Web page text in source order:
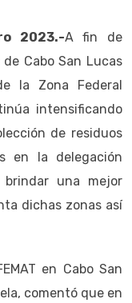
2023.-A fin de
Cabo San Lucas
la Zona Federal
intensificando
de residuos
en la delegación
una mejor
dichas zonas así
en Cabo San
comentó que en